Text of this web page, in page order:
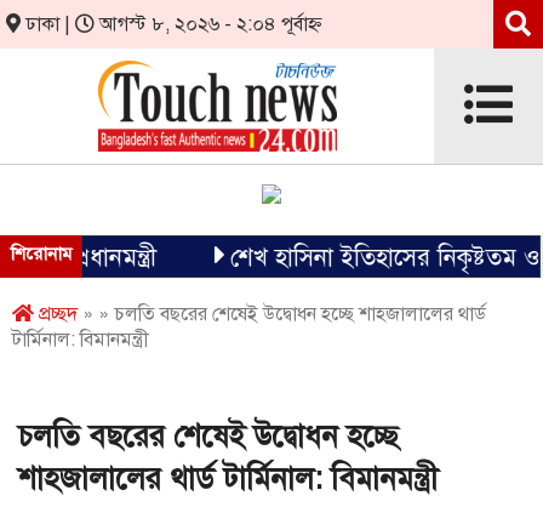
ঢাকা | আগস্ট ৮, ২০২৬ - ২:০৪ পূর্বাহ্ন
শিরোনাম
প্রধানমন্ত্রী শেখ হাসিনা ইতিহাসের নিকৃষ্টতম ও
প্রচ্ছদ» » চলতি বছরের শেষেই উদ্বোধন হচ্ছে শাহজালালের থার্ড
টার্মিনাল: বিমানমন্ত্রী
চলতি বছরের শেষেই উদ্বোধন হচ্ছে
শাহজালালের থার্ড টার্মিনাল: বিমানমন্ত্রী